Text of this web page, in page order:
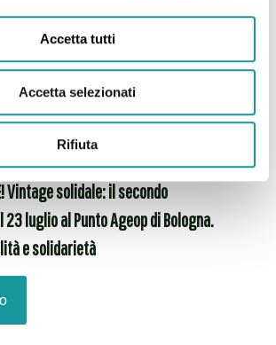
Accetta tutti
Accetta selezionati
Rifiuta
Vintage solidale: il secondo
luglio al Punto Ageop di Bologna.
e solidarietà